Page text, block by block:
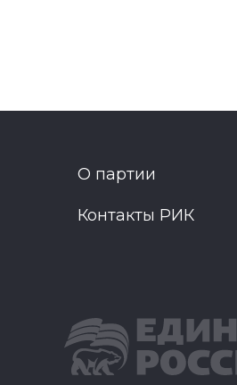
О партии
Контакты РИК